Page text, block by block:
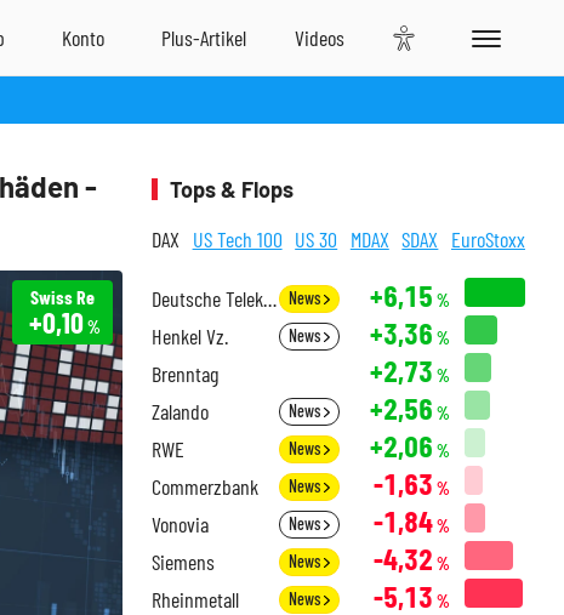
-
Swiss Re
+0,10%
Tops & Flops
DAX US Tech 100 US 30 MDAX SDAX EuroStoxx
Deutsche Telekom News +6,15 %
Henkel Vz. News +3,36 %
Brenntag +2,73 %
Zalando News +2,56 %
RWE News +2,06 %
Commerzbank News -1,63 %
Vonovia News -1,84%
Siemens News -4,32 %
Rheinmetall News -5,13 %